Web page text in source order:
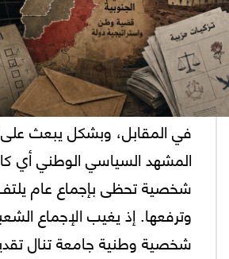
في المقابل، وبشكل يبعث على
المشهد السياسي الوطني أي
شخصية تحظى بإجماع عام
وترفعها. إذ يغيب الإجماع
شخصية وطنية جامعة تنال